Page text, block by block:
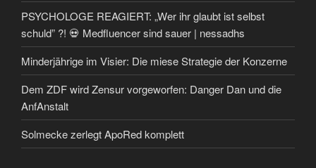
PSYCHOLOGE REAGIERT: „Wer ihr glaubt ist selbst
schuld” ?! 💀 Medfluencer sind sauer | nessadhs
Minderjährige im Visier: Die miese Strategie der Konzerne
Dem ZDF wird Zensur vorgeworfen: Danger Dan und die
AnfAnstalt
Solmecke zerlegt ApoRed komplett